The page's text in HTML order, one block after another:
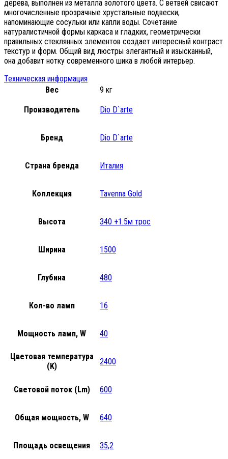
дерева, выполнен из металла золотого цвета. С ветвей свисают
многочисленные прозрачные хрустальные подвески,
напоминающие сосульки или капли воды. Сочетание
натуралистичной формы каркаса и гладких, геометрически
правильных стеклянных элементов создает интересный контраст
текстур и форм. Общий вид люстры элегантный и изысканный,
она добавит нотку современного шика в любой интерьер.
Техническая информация
Вес
9 кг
Производитель Dio D`arte
Бренд Dio D`arte
Страна бренда Италия
Коллекция Tavenna Gold
Высота 340 +1.5м трос
Ширина 1500
Глубина 480
Кол-во ламп 16
Мощность ламп, W 40
Цветовая температура
(K)
2400
Световой поток (Lm) 600
Общая мощность, W 640
Площадь освещения 35,2